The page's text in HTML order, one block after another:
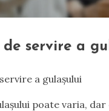
servire a
a gulașului
poate varia, dar